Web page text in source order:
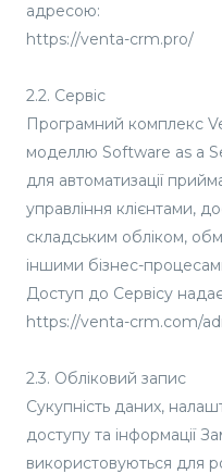
адресою:
https://venta-crm.pro/
2.2. Сервіс
Програмний комплекс
моделлю Software as a
для автоматизації
управління клієнтами,
складським обліком,
іншими бізнес-
Доступ до Сервісу
https://venta-crm.com/
2.3. Обліковий запис
Сукупність даних,
доступу та інформації
використовуються для